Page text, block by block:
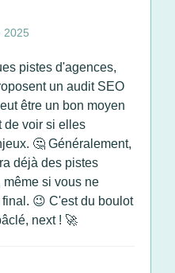
2025
pistes d'agences,
un audit SEO
être un bon moyen
de voir si elles
🤔 Généralement,
déjà des pistes
si vous ne
😉 C'est du boulot
next ! 🚀